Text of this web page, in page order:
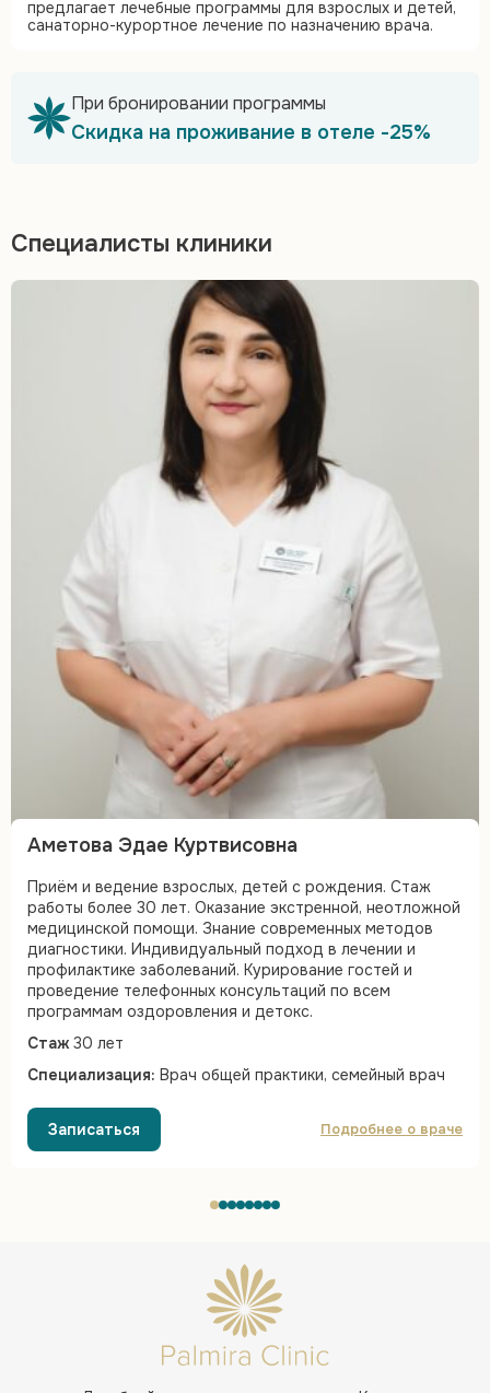
предлагает лечебные программы для взрослых и детей,
санаторно-курортное лечение по назначению врача.
При бронировании программы
Скидка на проживание в отеле -25%
Специалисты клиники
Аметова Эдае Куртвисовна
Приём и ведение взрослых, детей с рождения. Стаж
работы более 30 лет. Оказание экстренной, неотложной
медицинской помощи. Знание современных методов
диагностики. Индивидуальный подход в лечении и
профилактике заболеваний. Курирование гостей и
проведение телефонных консультаций по всем
программам оздоровления и детокс.
Стаж 30 лет
Специализация: Врач общей практики, семейный врач
Записаться Подробнее о враче